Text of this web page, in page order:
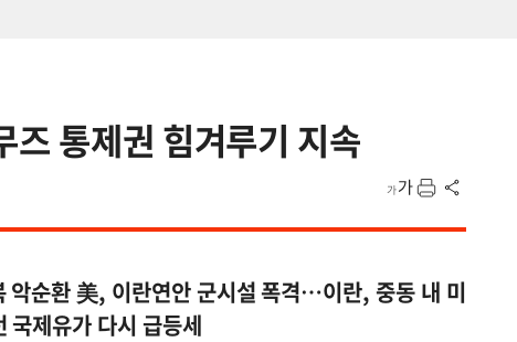
통제권 힘겨루기 지속
악순환 美, 이란연안 군시설 폭격…이란, 중동 내 미
제유가 다시 급등세